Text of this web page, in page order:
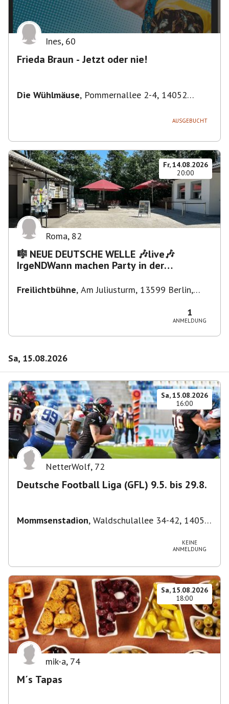
Ines, 60
Frieda Braun - Jetzt oder nie!
Die Wühlmäuse, Pommernallee 2-4, 14052
AUSGEBUCHT
Fr, 14.08.2026
20:00
Roma, 82
🎼 NEUE DEUTSCHE WELLE 🎶live🎶
IrgeNDWann machen Party in der
Freilichtbühne, Am Juliusturm, 13599 Berlin,
1
ANMELDUNG
Sa, 15.08.2026
Sa, 15.08.2026
16:00
NetterWolf, 72
Deutsche Football Liga (GFL) 9.5. bis 29.8.
Mommsenstadion, Waldschulallee 34-42, 14055
KEINE
ANMELDUNG
Sa, 15.08.2026
18:00
mik-a, 74
M´s Tapas